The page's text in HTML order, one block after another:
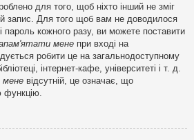
для того, щоб ніхто інший не зміг
запис. Для того щоб вам не доводилося
пароль кожного разу, ви можете поставити
мене при вході на
робити це на загальнодоступному
інтернет-кафе, університеті і т. д.
відсутній, це означає, що
функцію.